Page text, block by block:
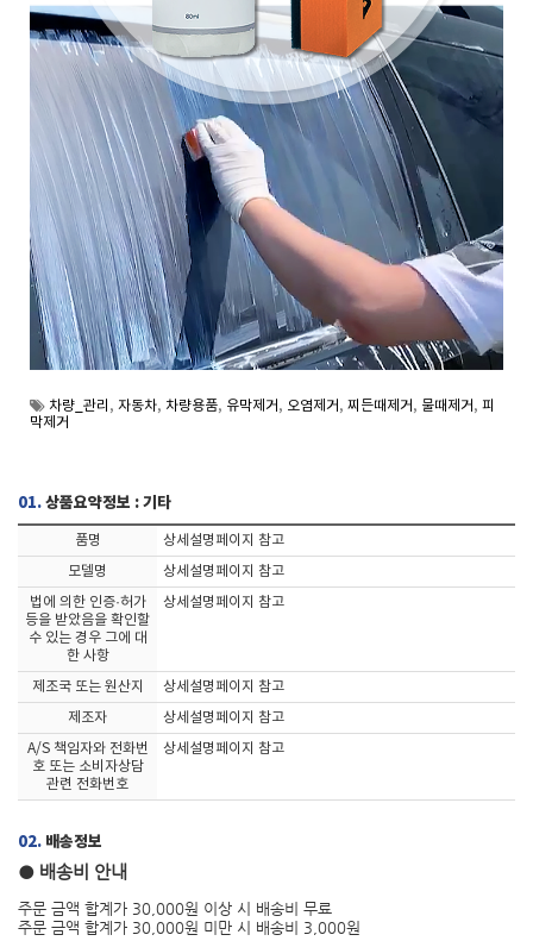
차량_관리 , 자동차, 차량용품, 유막제거 , 오염제거 , 찌든때제거 , 물때제거 , 피
막제거
01.상품요약정보 : 기타
품명
상세설명페이지 참고
모델명
상세설명페이지 참고
법에 의한 인증·허가
등을 받았음을 확인할
수 있는 경우 그에 대
한 사항
상세설명페이지 참고
제조국 또는 원산지
상세설명페이지 참고
제조자
상세설명페이지 참고
A/S 책임자와 전화번
호 또는 소비자상담
관련 전화번호
상세설명페이지 참고
02. 배송정보
● 배송비 안내
주문 금액 합계가 30,000원 이상 시 배송비 무료
주문 금액 합계가 30,000원 미만 시 배송비 3,000원